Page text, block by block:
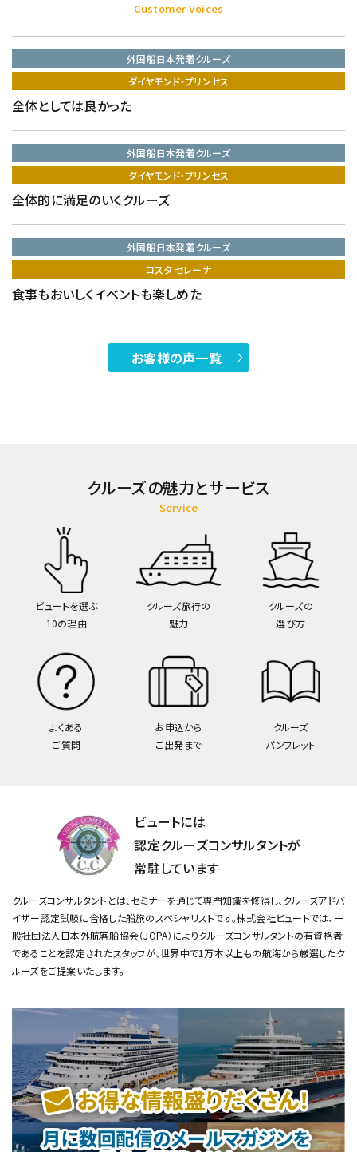
Customer Voices
外国船日本発着クルーズ
ダイヤモンド・プリンセス
全体としては良かった
外国船日本発着クルーズ
ダイヤモンド・プリンセス
全体的に満足のいくクルーズ
外国船日本発着クルーズ
コスタ セレーナ
食事もおいしくイベントも楽しめた
お客様の声一覧
クルーズの魅力とサービス
Service
ビュートを選ぶ
10の理由
クルーズ旅行の
魅力
クルーズの
選び方
よくある
ご質問
お申込から
ご出発まで
クルーズ
パンフレット
ビュートには
認定クルーズコンサルタントが
常駐しています
クルーズコンサルタントとは、セミナーを通じて専門知識を修得し、クルーズアドバ
イザー認定試験に合格した船旅のスペシャリストです。株式会社ビュートでは、一
般社団法人日本外航客船協会（JOPA）によりクルーズコンサルタントの有資格者
であることを認定されたスタッフが、世界中で1万本以上もの航海から厳選したク
ルーズをご提案いたします。